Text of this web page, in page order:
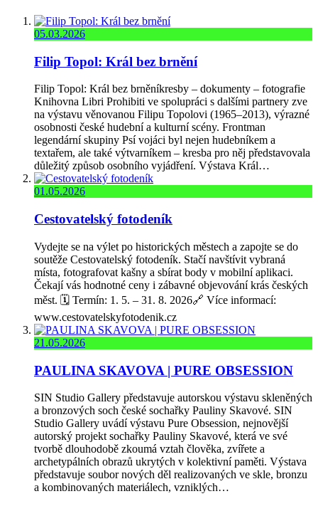
05.03.2026
Filip Topol: Král bez brnění
Filip Topol: Král bez brněníkresby – dokumenty – fotografie
Knihovna Libri Prohibiti ve spolupráci s dalšími partnery zve
na výstavu věnovanou Filipu Topolovi (1965–2013), výrazné
osobnosti české hudební a kulturní scény. Frontman
legendární skupiny Psí vojáci byl nejen hudebníkem a
textařem, ale také výtvarníkem – kresba pro něj představovala
důležitý způsob osobního vyjádření. Výstava Král…
01.05.2026
Cestovatelský fotodeník
Vydejte se na výlet po historických městech a zapojte se do
soutěže Cestovatelský fotodeník. Stačí navštívit vybraná
místa, fotografovat kašny a sbírat body v mobilní aplikaci.
Čekají vás hodnotné ceny i zábavné objevování krás českých
měst. 🗓️ Termín: 1. 5. – 31. 8. 2026🔗 Více informací:
www.cestovatelskyfotodenik.cz
21.05.2026
PAULINA SKAVOVA | PURE OBSESSION
SIN Studio Gallery představuje autorskou výstavu skleněných
a bronzových soch české sochařky Pauliny Skavové. SIN
Studio Gallery uvádí výstavu Pure Obsession, nejnovější
autorský projekt sochařky Pauliny Skavové, která ve své
tvorbě dlouhodobě zkoumá vztah člověka, zvířete a
archetypálních obrazů ukrytých v kolektivní paměti. Výstava
představuje soubor nových děl realizovaných ve skle, bronzu
a kombinovaných materiálech, vzniklých…